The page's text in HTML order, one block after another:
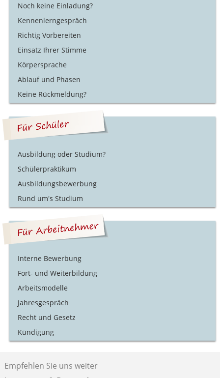
Noch keine Einladung?
Kennenlerngespräch
Richtig Vorbereiten
Einsatz Ihrer Stimme
Körpersprache
Ablauf und Phasen
Keine Rückmeldung?
Ausbildung oder Studium?
Schülerpraktikum
Ausbildungsbewerbung
Rund um's Studium
Interne Bewerbung
Fort- und Weiterbildung
Arbeitsmodelle
Jahresgespräch
Recht und Gesetz
Kündigung
Empfehlen Sie uns weiter